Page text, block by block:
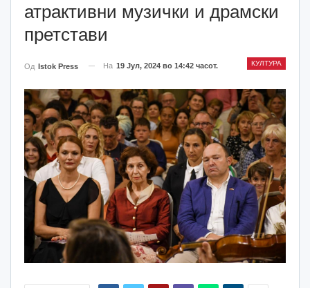
атрактивни музички и драмски
претстави
КУЛТУРА
Од Istok Press На 19 Јул, 2024 во 14:42 часот.